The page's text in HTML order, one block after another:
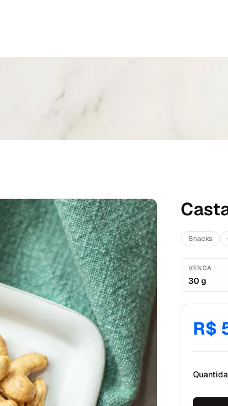
Snacks
VENDA
30 g
R$